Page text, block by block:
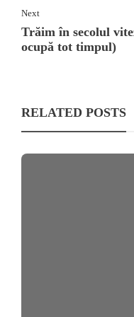
Next
Trăim în secolul
ocupă tot timpul)
RELATED POSTS